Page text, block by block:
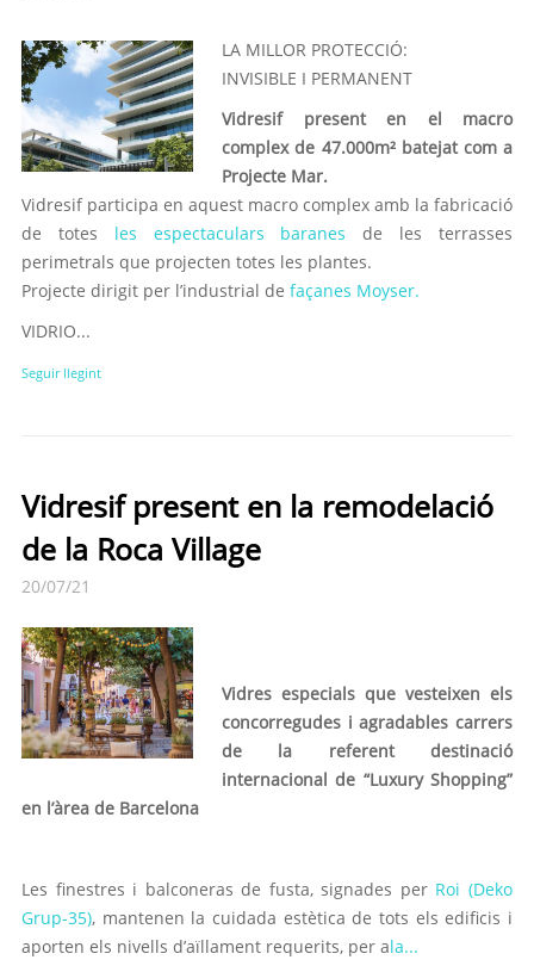
LA MILLOR PROTECCIÓ:
INVISIBLE I PERMANENT
Vidresif present en el macro
complex de 47.000m² batejat com a
Projecte Mar.
Vidresif participa en aquest macro complex amb la fabricació
de totes les espectaculars baranes de les terrasses
perimetrals que projecten totes les plantes.
Projecte dirigit per l’industrial de façanes Moyser.
VIDRIO...
Seguir llegint
Vidresif present en la remodelació
de la Roca Village
20/07/21
Vidres especials que vesteixen els
concorregudes i agradables carrers
de la referent destinació
internacional de “Luxury Shopping”
en l’àrea de Barcelona
Les finestres i balconeras de fusta, signades per Roi (Deko
Grup-35), mantenen la cuidada estètica de tots els edificis i
aporten els nivells d’aïllament requerits, per ala...